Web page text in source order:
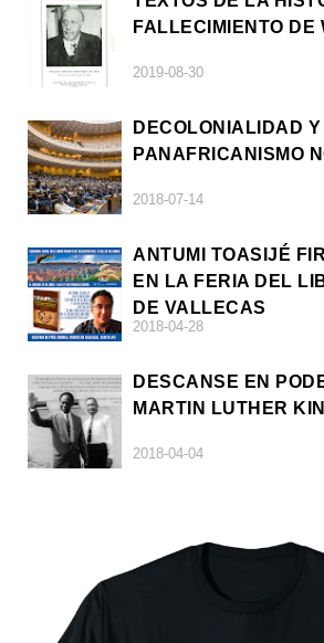
FALLECIMIENTO DE
2019-08-30
DECOLONIALIDAD Y
PANAFRICANISMO
2018-07-14
ANTUMI TOASIJÉ
EN LA FERIA DEL
DE VALLECAS
2018-04-28
DESCANSE EN
MARTIN LUTHER
2018-04-04